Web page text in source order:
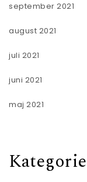
september 2021
august 2021
juli 2021
juni 2021
maj 2021